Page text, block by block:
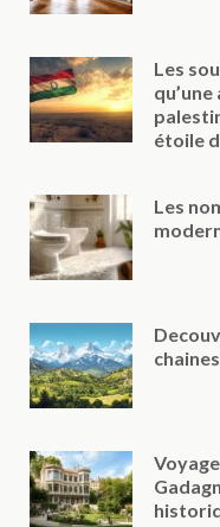
Les
étoile
Les